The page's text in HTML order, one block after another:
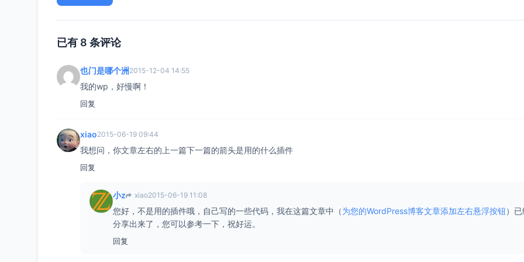
已有 8 条评论
也门是哪个洲 2015-12-04 14:55
我的wp，好慢啊！
回复
xiao2015-06-19 09:44
我想问，你文章左右的上一篇下一篇的箭头是用的什么插件
回复
小z xiao2015-06-19 11:08
您好，不是用的插件哦，自己写的一些代码，我在这篇文章中（为您的WordPress博客文章添加左右悬浮按钮）
分享出来了，您可以参考一下，祝好运。
回复